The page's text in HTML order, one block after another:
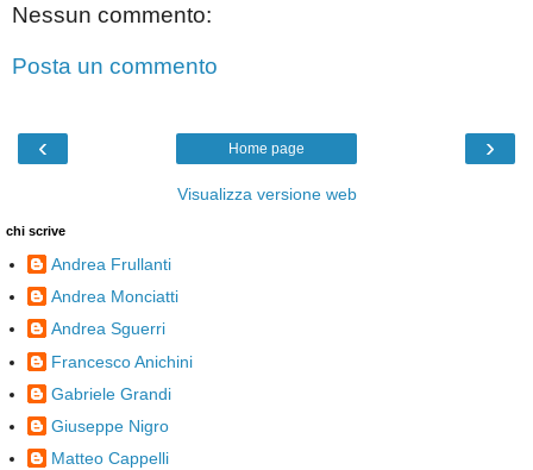
Nessun commento:
Posta un commento
‹ ›
Home page
Visualizza versione web
chi scrive
Andrea Frullanti
Andrea Monciatti
Andrea Sguerri
Francesco Anichini
Gabriele Grandi
Giuseppe Nigro
Matteo Cappelli